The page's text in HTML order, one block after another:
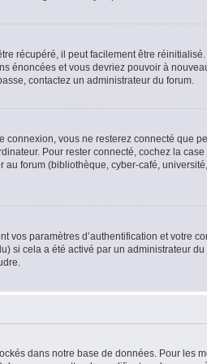
récupéré, il peut facilement être
énoncées et vous devriez pouvoir à
contactez un administrateur du forum.
connexion, vous ne resterez connecté que
Pour rester connecté, cochez la case
forum (bibliothèque, cyber-café,
vos paramètres d’authentification et votre
si cela a été activé par un administrateur
dans notre base de données. Pour les